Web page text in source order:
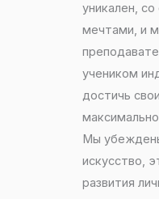
уникален,
мечтами, и
учеником
достичь
Мы
искусство,
развития